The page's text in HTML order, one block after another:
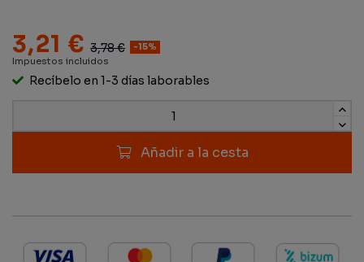
3,21 € 3,78 € -15%
Impuestos incluidos
Recíbelo en 1-3 días laborables
Añadir a la cesta